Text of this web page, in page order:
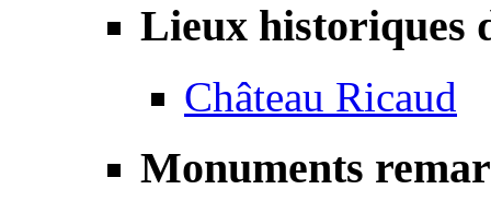
Lieux historiques
Château Ricaud
Monuments